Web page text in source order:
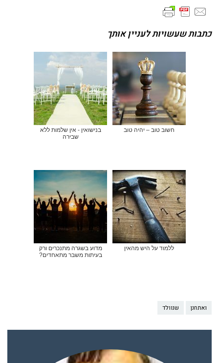
כתבות שעשויות לעניין אותך
חשוב טוב – יהיה טוב
בנישואין - אין שלמות ללא
שבירה
ללמוד על היש מהאין
מדוע בשגרה מתנכרים ורק
בעיתות משבר מתאחדים?
ואתחנן שנוולד